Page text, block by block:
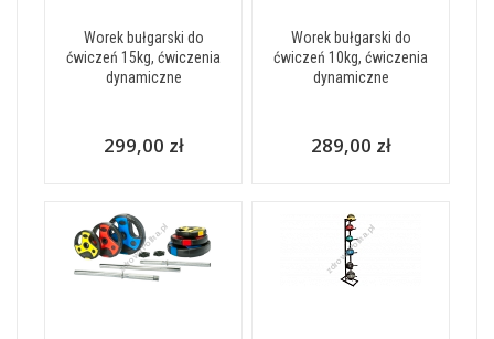
Worek bułgarski do
ćwiczeń 15kg, ćwiczenia
dynamiczne
299,00 zł
Worek bułgarski do
ćwiczeń 10kg, ćwiczenia
dynamiczne
289,00 zł